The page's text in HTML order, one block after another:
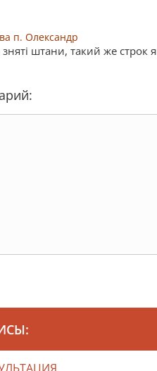
п. Олександр
штани, такий же строк